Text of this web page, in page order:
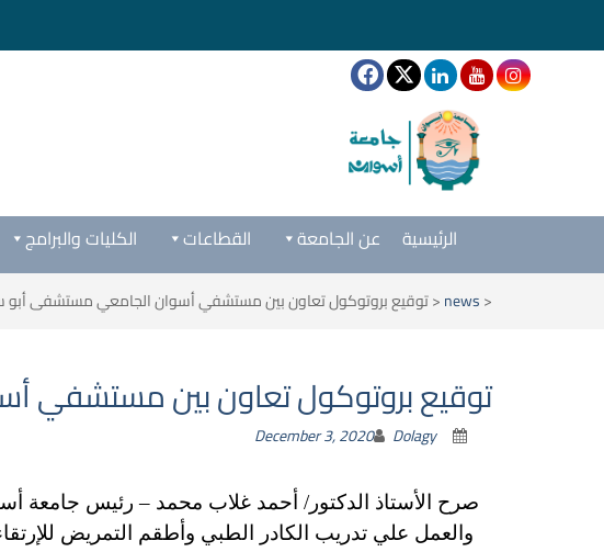
الكليات والبرامج القطاعات عن الجامعة الرئيسية
<
news
<توقيع بروتوكول تعاون بين مستشفي أسوان الجامعي مستشفى أبو
توقيع بروتوكول تعاون بين مستشفي
December 3, 2020 Dolagy
صرح الأستاذ الدكتور/ أحمد غلاب محمد – رئيس جامعة
والعمل علي تدريب الكادر الطبي وأطقم التمريض